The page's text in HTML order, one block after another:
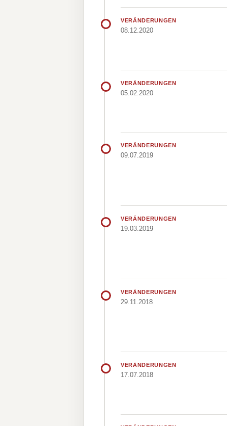
VERÄNDERUNGEN
08.12.2020
VERÄNDERUNGEN
05.02.2020
VERÄNDERUNGEN
09.07.2019
VERÄNDERUNGEN
19.03.2019
VERÄNDERUNGEN
29.11.2018
VERÄNDERUNGEN
17.07.2018